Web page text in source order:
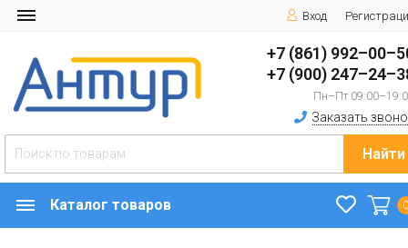
Вход
+7 (861)
+7 (900)
Пн–Пт
Заказать
Найти
Каталог товаров